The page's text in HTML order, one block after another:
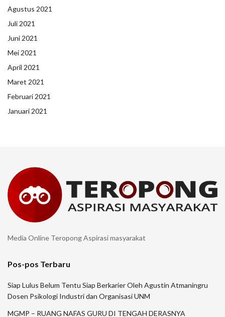
Agustus 2021
Juli 2021
Juni 2021
Mei 2021
April 2021
Maret 2021
Februari 2021
Januari 2021
Media Online Teropong Aspirasi masyarakat
Pos-pos Terbaru
Siap Lulus Belum Tentu Siap Berkarier Oleh Agustin Atmaningru
Dosen Psikologi Industri dan Organisasi UNM
MGMP – RUANG NAFAS GURU DI TENGAH DERASNYA